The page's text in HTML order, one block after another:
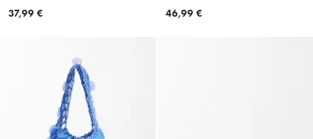
métallisé
37,99 €
46,99 €